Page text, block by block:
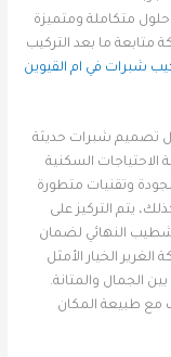
حلول متكاملة ومتميزة
متابعة ما بعد التركيب
شبرات في ام القيوين
تصميم شبرات حديثة
الاحتياجات السكنية
وتقنيات متطورة
يتم التركيز على
النهائي لضمان
الخيار الأمثل
الجمال والمتانة.
مع طبيعة المكان